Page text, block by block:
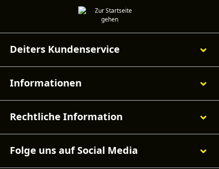
Deiters Kundenservice
Informationen
Rechtliche Information
Folge uns auf Social Media